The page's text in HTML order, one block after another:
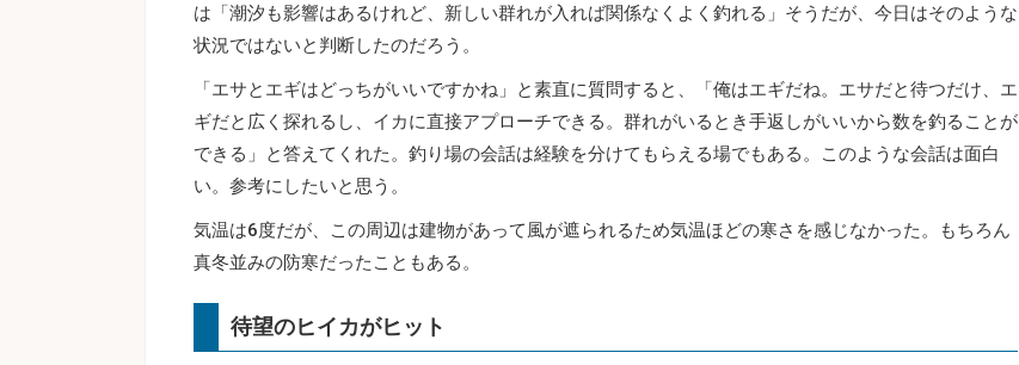
は「潮汐も影響はあるけれど、新しい群れが入れば関係なくよく釣れる」そうだが、今日はそのような
状況ではないと判断したのだろう。
「エサとエギはどっちがいいですかね」と素直に質問すると、「俺はエギだね。エサだと待つだけ、エ
ギだと広く探れるし、イカに直接アプローチできる。群れがいるとき手返しがいいから数を釣ることが
できる」と答えてくれた。釣り場の会話は経験を分けてもらえる場でもある。このような会話は面白
い。参考にしたいと思う。
気温は6度だが、この周辺は建物があって風が遮られるため気温ほどの寒さを感じなかった。もちろん
真冬並みの防寒だったこともある。
待望のヒイカがヒット